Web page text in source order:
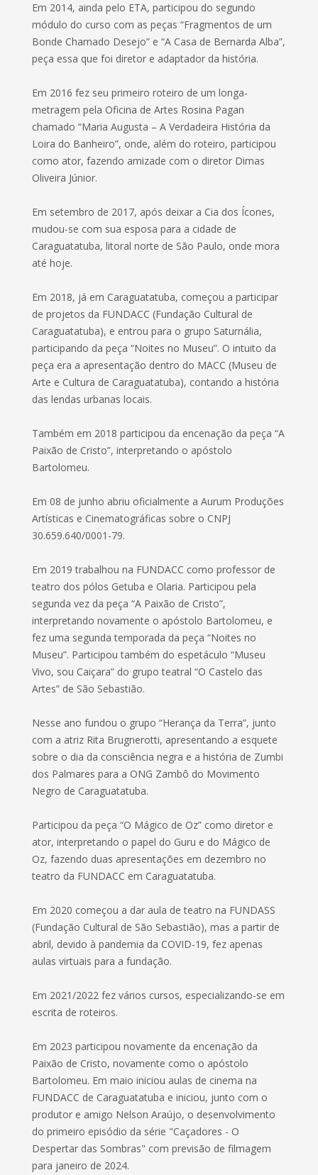
Em 2014, ainda pelo ETA, participou do segundo
módulo do curso com as peças “Fragmentos de um
Bonde Chamado Desejo” e “A Casa de Bernarda Alba”,
peça essa que foi diretor e adaptador da história.
Em 2016 fez seu primeiro roteiro de um longa-
metragem pela Oficina de Artes Rosina Pagan
chamado “Maria Augusta – A Verdadeira História da
Loira do Banheiro”, onde, além do roteiro, participou
como ator, fazendo amizade com o diretor Dimas
Oliveira Júnior.
Em setembro de 2017, após deixar a Cia dos Ícones,
mudou-se com sua esposa para a cidade de
Caraguatatuba, litoral norte de São Paulo, onde mora
até hoje.
Em 2018, já em Caraguatatuba, começou a participar
de projetos da FUNDACC (Fundação Cultural de
Caraguatatuba), e entrou para o grupo Saturnália,
participando da peça “Noites no Museu”. O intuito da
peça era a apresentação dentro do MACC (Museu de
Arte e Cultura de Caraguatatuba), contando a história
das lendas urbanas locais.
Também em 2018 participou da encenação da peça “A
Paixão de Cristo”, interpretando o apóstolo
Bartolomeu.
Em 08 de junho abriu oficialmente a Aurum Produções
Artísticas e Cinematográficas sobre o CNPJ
30.659.640/0001-79.
Em 2019 trabalhou na FUNDACC como professor de
teatro dos pólos Getuba e Olaria. Participou pela
segunda vez da peça “A Paixão de Cristo”,
interpretando novamente o apóstolo Bartolomeu, e
fez uma segunda temporada da peça “Noites no
Museu”. Participou também do espetáculo “Museu
Vivo, sou Caiçara” do grupo teatral “O Castelo das
Artes” de São Sebastião.
Nesse ano fundou o grupo “Herança da Terra”, junto
com a atriz Rita Brugnerotti, apresentando a esquete
sobre o dia da consciência negra e a história de Zumbi
dos Palmares para a ONG Zambô do Movimento
Negro de Caraguatatuba.
Participou da peça “O Mágico de Oz” como diretor e
ator, interpretando o papel do Guru e do Mágico de
Oz, fazendo duas apresentações em dezembro no
teatro da FUNDACC em Caraguatatuba.
Em 2020 começou a dar aula de teatro na FUNDASS
(Fundação Cultural de São Sebastião), mas a partir de
abril, devido à pandemia da COVID-19, fez apenas
aulas virtuais para a fundação.
Em 2021/2022 fez vários cursos, especializando-se em
escrita de roteiros.
Em 2023 participou novamente da encenação da
Paixão de Cristo, novamente como o apóstolo
Bartolomeu. Em maio iniciou aulas de cinema na
FUNDACC de Caraguatatuba e iniciou, junto com o
produtor e amigo Nelson Araújo, o desenvolvimento
do primeiro episódio da série "Caçadores - O
Despertar das Sombras" com previsão de filmagem
para janeiro de 2024.